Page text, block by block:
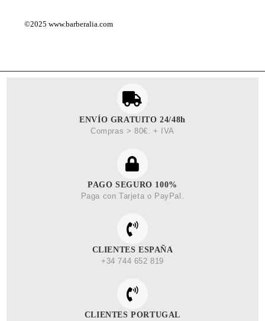
©2025www.barberalia.com
ENVÍO GRATUITO 24/48h
Compras > 80€. + IVA
PAGO SEGURO 100%
Paga con Tarjeta o PayPal.
CLIENTES ESPAÑA
+34 744 652 819
CLIENTES PORTUGAL